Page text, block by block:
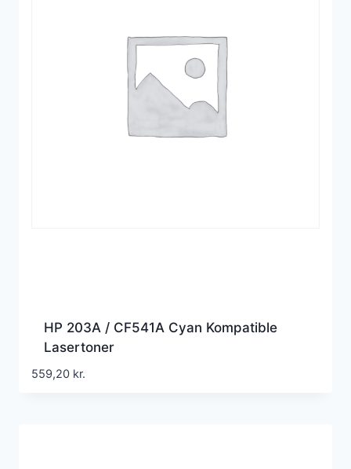
HP 203A / CF541A Cyan Kompatible
Lasertoner
559,20 kr.